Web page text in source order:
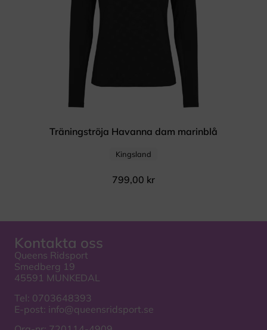
Träningströja Havanna dam marinblå
Kingsland
799,00 kr
Kontakta oss
Queens Ridsport
Smedberg 19
45591 MUNKEDAL
Tel: 0703648393
E-post: info@queensridsport.se